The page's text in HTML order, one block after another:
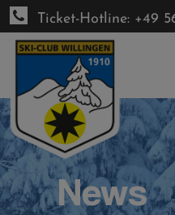
Direkt
zum
Inhalt
Ticket-Hotline: +49
News